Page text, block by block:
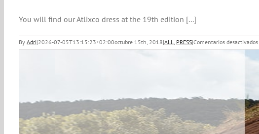
You will find our Atlixco dress at the 19th edition [...]
By Adri|2026-07-05T13:15:23+02:00octubre 15th, 2018|ALL, PRESS|Comentarios desactivados